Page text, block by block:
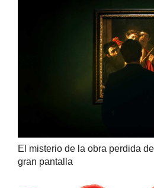
El misterio de la obra perdida
gran pantalla